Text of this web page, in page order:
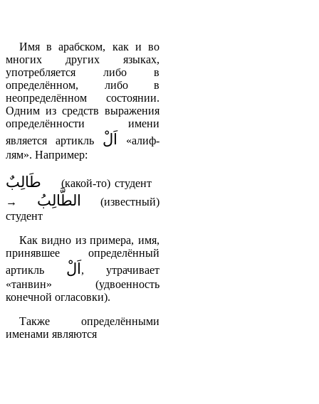
Имя в арабском, как и во
многих других языках,
употребляется либо в
определённом, либо в
неопределённом состоянии.
Одним из средств выражения
определённости имени
является артикль اَلْ
«алиф-
лям». Например:
طَالِبٌ
(какой-то) студент
→ الطَّالِبُ
(известный)
студент
Как видно из примера, имя,
принявшее определённый
артикль اَلْ , утрачивает
«танвин» (удвоенность
конечной огласовки).
Также определёнными
именами являются